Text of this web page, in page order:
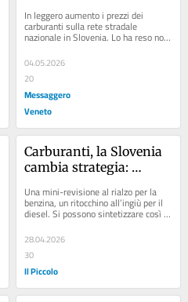
euro
In leggero aumento i prezzi dei
carburanti sulla rete stradale
nazionale in Slovenia. Lo ha reso noto
04.05.2026
20
Messaggero
Veneto
Carburanti, la Slovenia
cambia strategia:
diesel
Una mini-revisione al rialzo per la
benzina, un ritocchino all’ingiù per il
diesel. Si possono sintetizzare così le
decisioni delle autorità in...
28.04.2026
30
Il Piccolo